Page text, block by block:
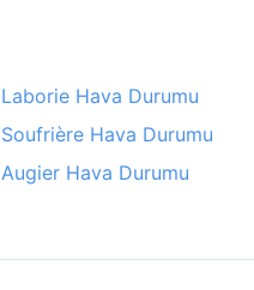
Laborie Hava Durumu
Soufrière Hava Durumu
Augier Hava Durumu